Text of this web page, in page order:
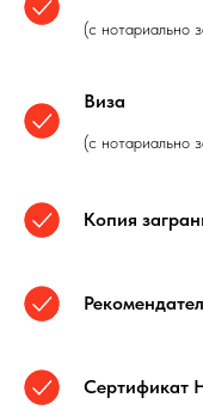
(с нотариально
Виза
(с нотариально
Копия
Сертификат